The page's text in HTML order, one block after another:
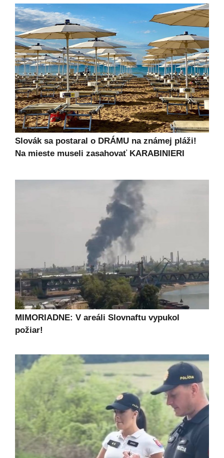
Slovák sa postaral o DRÁMU na známej pláži!
Na mieste museli zasahovať KARABINIERI
MIMORIADNE: V areáli Slovnaftu vypukol
požiar!